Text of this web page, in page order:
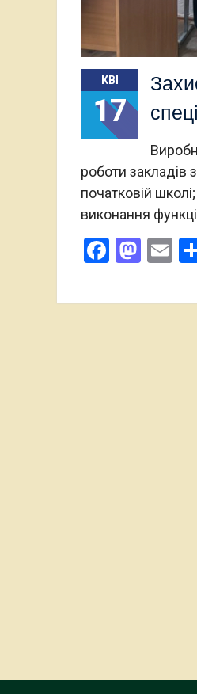
КВІ
17
роботи закладів
початковій
виконання